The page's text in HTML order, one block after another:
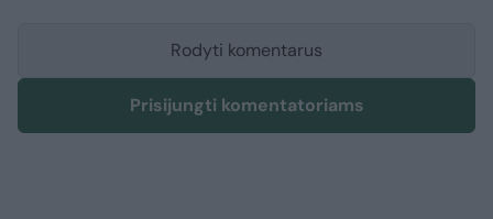
Rodyti komentarus
Prisijungti komentatoriams